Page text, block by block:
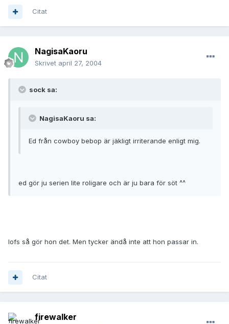
Citat
NagisaKaoru
Skrivet april 27, 2004
sock sa:
NagisaKaoru sa:
Ed från cowboy bebop är jäkligt irriterande enligt mig.
ed gör ju serien lite roligare och är ju bara för söt ^^
Iofs så gör hon det. Men tycker ändå inte att hon passar in.
Citat
firewalker